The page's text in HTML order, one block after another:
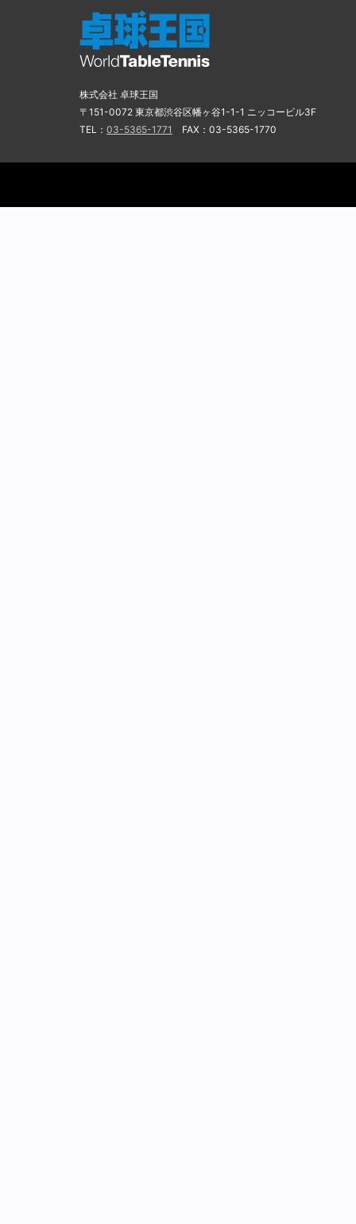
株式会社 卓球王国
〒151-0072 東京都渋谷区幡ヶ谷1-1-1 ニッコービル3F
TEL： 03-5365-1771 FAX：03-5365-1770